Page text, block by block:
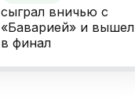
сыграл вничью с
«Баварией» и вышел
в финал